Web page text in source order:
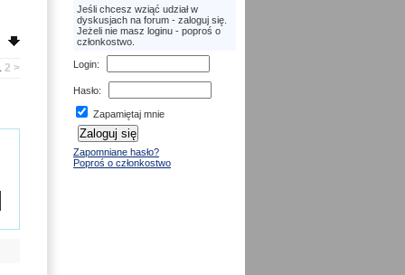
Jeśli chcesz wziąć udział w
dyskusjach na forum - zaloguj się.
Jeżeli nie masz loginu - poproś o
członkostwo.
Login:
Hasło:
Zapamiętaj mnie
Zapomniane hasło?
Poproś o członkostwo
2 >